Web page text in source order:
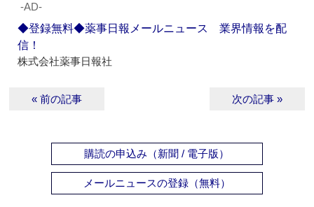
‐AD‐
◆登録無料◆薬事日報メールニュース 業界情報を配
信！
株式会社薬事日報社
« 前の記事 次の記事 »
購読の申込み（新聞 / 電子版）
メールニュースの登録（無料）